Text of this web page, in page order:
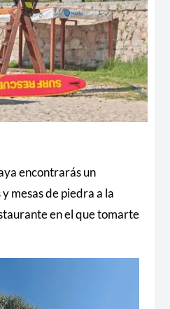
encontrarás un
mesas de piedra a la
en el que tomarte